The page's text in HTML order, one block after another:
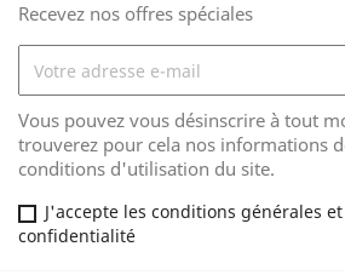
Recevez nos offres spéciales
Vous pouvez vous désinscrire à tout
trouverez pour cela nos informations
conditions d'utilisation du site.
J'accepte les conditions générales
confidentialité